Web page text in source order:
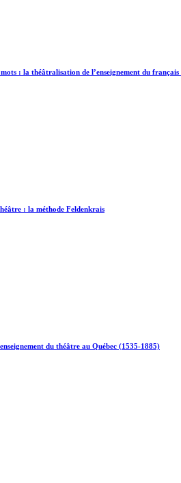
: la théâtralisation de l’enseignement du français
: la méthode Feldenkrais
du théâtre au Québec (1535-1885)